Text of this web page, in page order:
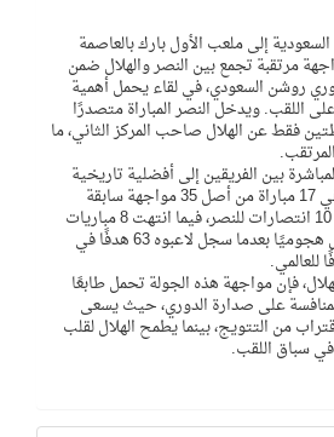
إلى ملعب الأول بارك بالعاصمة
مرتقبة تجمع بين النصر والهلال ضمن
الجولة 32 من دوري روشن السعودي، في لقاء يحمل أهمية
اللقب. ويدخل النصر المباراة متصدرًا
فقط عن الهلال صاحب المركز الثاني، ما
بين الفريقين إلى أفضلية تاريخية
للهلال، بعدما حقق الفوز في 17 مباراة من أصل 35 مواجهة سابقة
بمختلف البطولات، مقابل 10 انتصارات للنصر، فيما انتهت 8 مباريات
بالتعادل. كما يتفوق الهلال هجوميًا بعدما سجل لاعبوه 63 هدفًا في
فإن مواجهة هذه الجولة تحمل طابعًا
على صدارة الدوري، حيث يسعى
من التتويج، بينما يطمح الهلال لقلب
سباق اللقب.